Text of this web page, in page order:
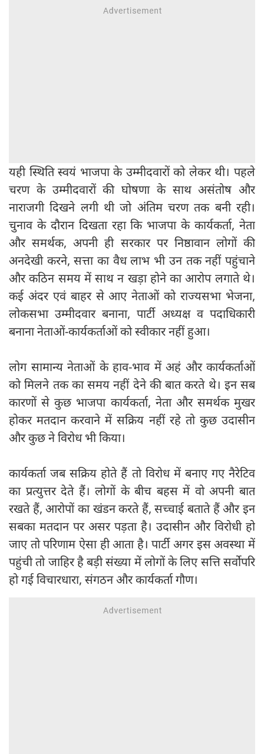
यही स्थिति स्वयं भाजपा के उम्मीदवारों को लेकर थी। पहले
चरण के उम्मीदवारों की घोषणा के साथ असंतोष और
नाराजगी दिखने लगी थी जो अंतिम चरण तक बनी रही।
चुनाव के दौरान दिखता रहा कि भाजपा के कार्यकर्ता, नेता
और समर्थक, अपनी ही सरकार पर निष्ठावान लोगों की
अनदेखी करने, सत्ता का वैध लाभ भी उन तक नहीं पहुंचाने
और कठिन समय में साथ न खड़ा होने का आरोप लगाते थे।
कई अंदर एवं बाहर से आए नेताओं को राज्यसभा भेजना,
लोकसभा उम्मीदवार बनाना, पार्टी अध्यक्ष व पदाधिकारी
बनाना नेताओं-कार्यकर्ताओं को स्वीकार नहीं हुआ।
लोग सामान्य नेताओं के हाव-भाव में अहं और कार्यकर्ताओं
को मिलने तक का समय नहीं देने की बात करते थे। इन सब
कारणों से कुछ भाजपा कार्यकर्ता, नेता और समर्थक मुखर
होकर मतदान करवाने में सक्रिय नहीं रहे तो कुछ उदासीन
और कुछ ने विरोध भी किया।
कार्यकर्ता जब सक्रिय होते हैं तो विरोध में बनाए गए नैरेटिव
का प्रत्युत्तर देते हैं। लोगों के बीच बहस में वो अपनी बात
रखते हैं, आरोपों का खंडन करते हैं, सच्चाई बताते हैं और इन
सबका मतदान पर असर पड़ता है। उदासीन और विरोधी हो
जाए तो परिणाम ऐसा ही आता है। पार्टी अगर इस अवस्था में
पहुंची तो जाहिर है बड़ी संख्या में लोगों के लिए सत्ति सर्वोपरि
हो गई विचारधारा, संगठन और कार्यकर्ता गौण।